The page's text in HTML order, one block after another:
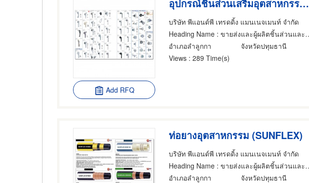
Add RFQ
อุปกรณ์ชิ้นส่วนเสริมอุตสาหกรรม (Industrial equipment TAKIGEN)
บริษัท พีแอนด์พี เทรดดิ้ง แมนเนจเมนท์ จำกัด
Heading Name : ขายส่งและผู้ผลิตชิ้นส่วนและอะไหล่เครื่องจักรกล
อำเภอลำลูกกา
จังหวัดปทุมธานี
Views : 289 Time(s)
ท่อยางอุตสาหกรรม (SUNFLEX)
บริษัท พีแอนด์พี เทรดดิ้ง แมนเนจเมนท์ จำกัด
Heading Name : ขายส่งและผู้ผลิตชิ้นส่วนและอะไหล่เครื่องจักรกล
อำเภอลำลูกกา
จังหวัดปทุมธานี